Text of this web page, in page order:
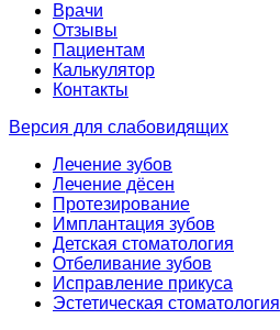
Врачи
Отзывы
Пациентам
Калькулятор
Контакты
Версия для слабовидящих
Лечение зубов
Лечение дёсен
Протезирование
Имплантация зубов
Детская стоматология
Отбеливание зубов
Исправление прикуса
Эстетическая стоматология